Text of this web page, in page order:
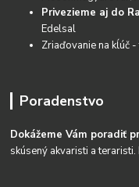
Privezieme aj do
Edelsal
Zriaďovanie na kĺúč
Poradenstvo
Dokážeme Vám poradiť
skúsený akvaristi a teraristi.